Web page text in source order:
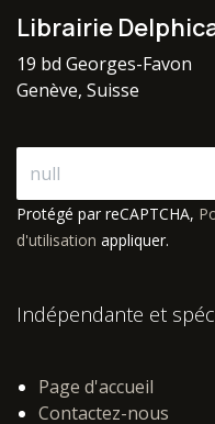
Librairie
19 bd Georges-Favon
Genève, Suisse
Protégé par reCAPTCHA,
d'utilisation appliquer.
Indépendante et
Page d'accueil
Contactez-nous